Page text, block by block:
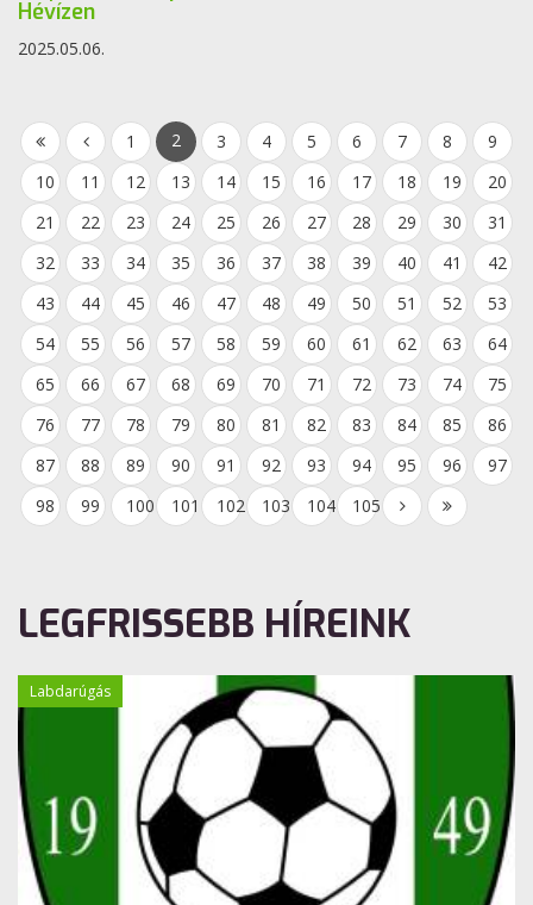
Hévízen
2025.05.06.
1 2 3 4 5 6 7 8
9
10
11 12 13 14 15 16 17 18 19
20
21
22 23 24 25 26 27 28 29 30
31
32
33 34 35 36 37 38 39 40 41
42
43
44 45 46 47 48 49 50 51 52
53
54
55 56 57 58 59 60 61 62 63
64
65
66 67 68 69 70 71 72 73 74
75
76
77 78 79 80 81 82 83 84 85
86
87
88 89 90 91 92 93 94 95 96
97
98
99 100 101 102 103 104 105
LEGFRISSEBB HÍREINK
Labdarúgás